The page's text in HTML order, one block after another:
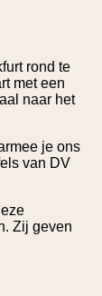
rond te
met een
naar het
je ons
van DV
Zij geven